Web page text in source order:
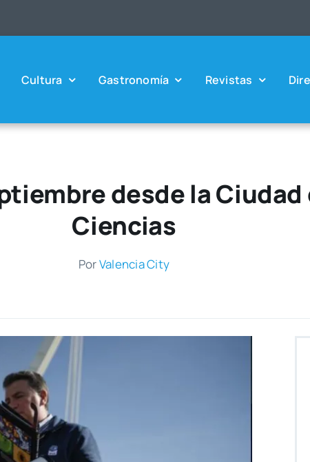
Cul­tu­ra Gas­tro­no­mía Revis­tas
desde la
Ciencias
PorValen­cia City